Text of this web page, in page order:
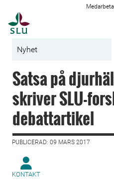
Nyhet
Satsa på
skriver SLU-
debattartikel
PUBLICERAD: 09 MARS 2017
KONTAKT